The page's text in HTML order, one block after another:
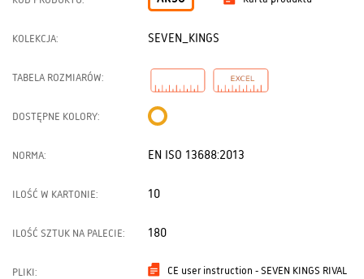
KOLEKCJA: SEVEN_KINGS
TABELA ROZMIARÓW:
DOSTĘPNE KOLORY:
NORMA: EN ISO 13688:2013
ILOŚĆ W KARTONIE: 10
ILOŚĆ SZTUK NA PALECIE: 180
PLIKI:
CE user instruction - SEVEN KINGS RIVAL